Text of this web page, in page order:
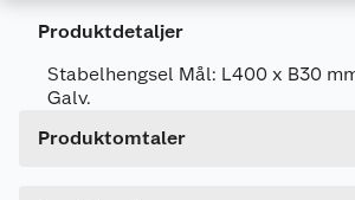
Produktdetaljer
Stabelhengsel Mål: L400 x B30
Galv.
Produktomtaler
Forpakningsmål
Bruttovekt